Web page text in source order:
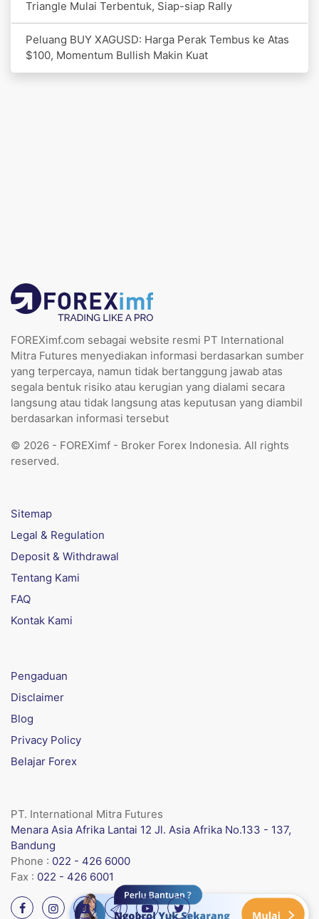
Triangle Mulai Terbentuk, Siap-siap Rally
Peluang BUY XAGUSD: Harga Perak Tembus ke Atas
$100, Momentum Bullish Makin Kuat
FOREXimf.com sebagai website resmi PT International
Mitra Futures menyediakan informasi berdasarkan sumber
yang terpercaya, namun tidak bertanggung jawab atas
segala bentuk risiko atau kerugian yang dialami secara
langsung atau tidak langsung atas keputusan yang diambil
berdasarkan informasi tersebut
© 2026 - FOREXimf - Broker Forex Indonesia. All rights
reserved.
Sitemap
Legal & Regulation
Deposit & Withdrawal
Tentang Kami
FAQ
Kontak Kami
Pengaduan
Disclaimer
Blog
Privacy Policy
Belajar Forex
PT. International Mitra Futures
Menara Asia Afrika Lantai 12 Jl. Asia Afrika No.133 - 137,
Bandung
Phone : 022 - 426 6000
Fax : 022 - 426 6001